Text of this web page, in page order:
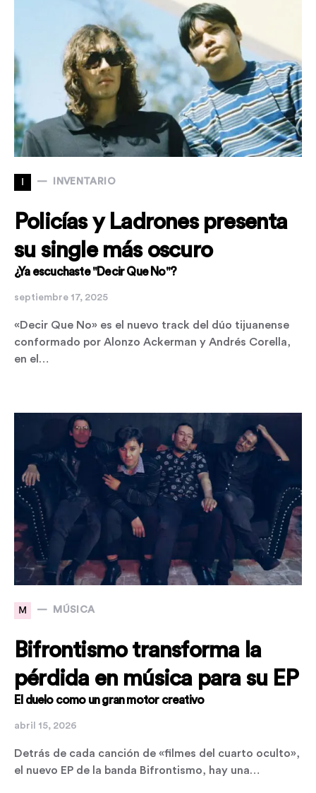
I INVENTARIO
Policías y Ladrones presenta
su single más oscuro
¿Ya escuchaste "Decir Que No"?
septiembre 17, 2025
«Decir Que No» es el nuevo track del dúo tijuanense
conformado por Alonzo Ackerman y Andrés Corella,
en el…
M MÚSICA
Bifrontismo transforma la
pérdida en música para su EP
El duelo como un gran motor creativo
abril 15, 2026
Detrás de cada canción de «filmes del cuarto oculto»,
el nuevo EP de la banda Bifrontismo, hay una…